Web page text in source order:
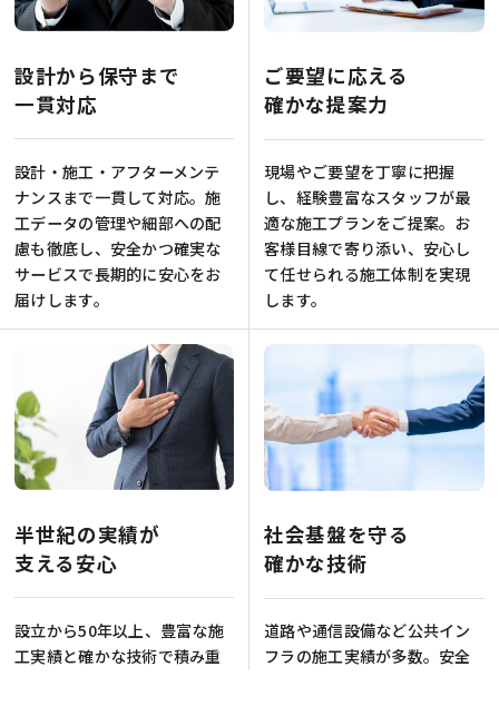
設計から保守まで
一貫対応
設計・施工・アフターメンテ
ナンスまで一貫して対応。施
工データの管理や細部への配
慮も徹底し、安全かつ確実な
サービスで長期的に安心をお
届けします。
ご要望に応える
確かな提案力
現場やご要望を丁寧に把握
し、経験豊富なスタッフが最
適な施工プランをご提案。お
客様目線で寄り添い、安心し
て任せられる施工体制を実現
します。
半世紀の実績が
支える安心
設立から50年以上、豊富な施
工実績と確かな技術で積み重
社会基盤を守る
確かな技術
道路や通信設備など公共イン
フラの施工実績が多数。安全